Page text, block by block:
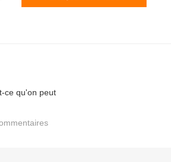
ce qu'on peut